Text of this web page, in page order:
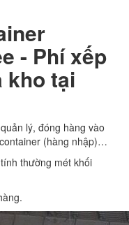
- Phí xếp
kho tại
lý, đóng hàng vào
(hàng nhập)…
thường mét khối